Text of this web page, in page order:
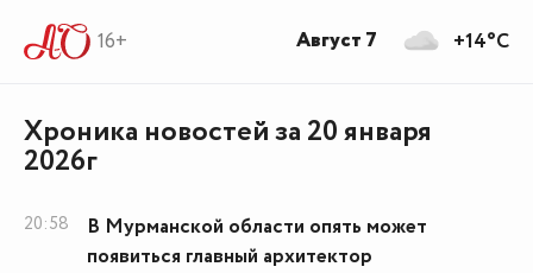
16+
Хроника новостей за 20 января
2026г
20:58
В Мурманской области опять может
появиться главный архитектор
+14°C
Август 7